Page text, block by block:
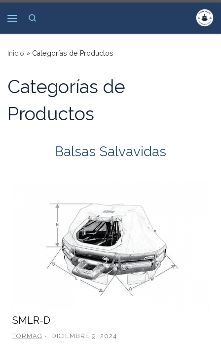
Saltar al contenido
Inicio » Categorías de Productos
Categorías de
Productos
Balsas Salvavidas
SMLR-D
TORMAG DICIEMBRE 9, 2024